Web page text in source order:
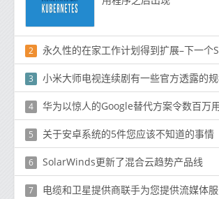
2 永久性的在家工作计划得到扩展–下一个
3 小米大师电视连续剧有一些官方透露的
4 华为以惊人的Google替代方案令数百万
5 关于安卓系统的5件您应该不知道的事情
6 SolarWinds更新了混合云趋势产品线
7 电缆和卫星提供商联手为您提供流媒体